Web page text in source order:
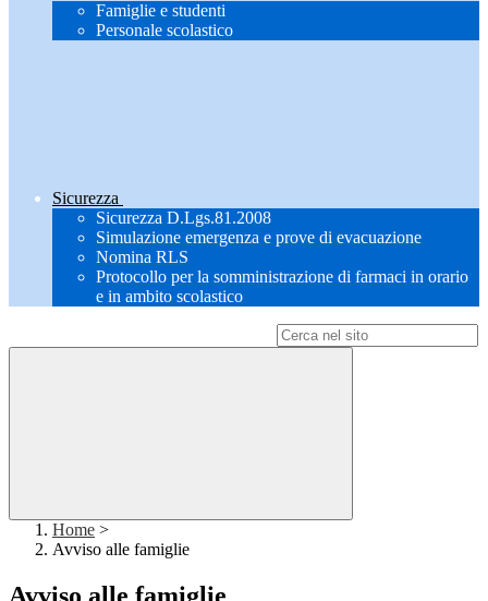
Famiglie e studenti
Personale scolastico
Sicurezza
Sicurezza D.Lgs.81.2008
Simulazione emergenza e prove di evacuazione
Nomina RLS
Protocollo per la somministrazione di farmaci in orario
e in ambito scolastico
Home >
Avviso alle famiglie